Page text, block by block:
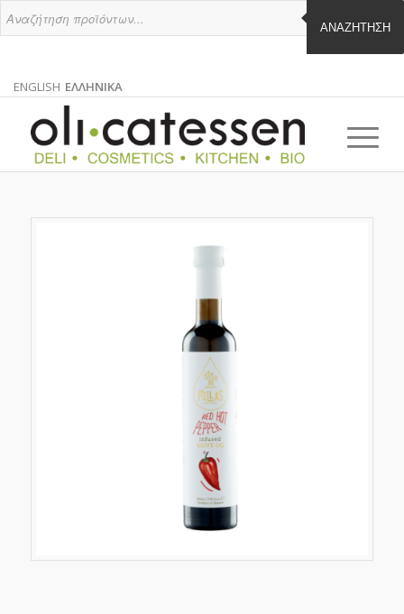
ΑΝΑΖΉΤΗΣΗ
ENGLISH
ΑΓΓΛΙΚΑ
ΕΛΛΗΝΙΚΑ
ΕΛΛΗΝΙΚΑ
EL